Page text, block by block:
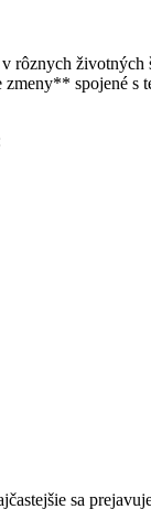
rôznych
spojené s
sa